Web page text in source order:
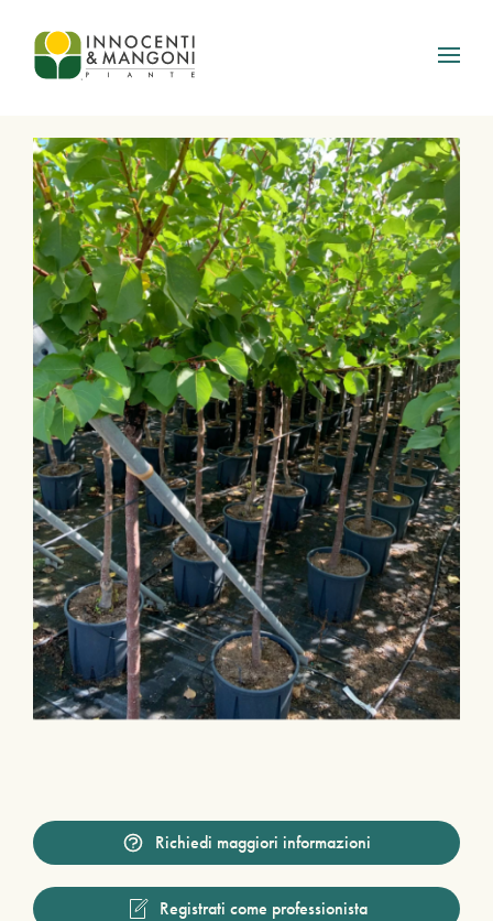
Skip to main content
Richiedi maggiori informazioni
Registrati come professionista